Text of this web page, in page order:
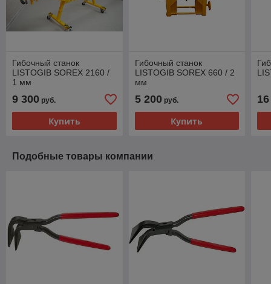
Гибочный станок
LISTOGIB SOREX 2160 /
1 мм
9 300 руб.
Купить
Гибочный станок
LISTOGIB SOREX 660 / 2
мм
5 200руб.
Купить
Подобные товары компании